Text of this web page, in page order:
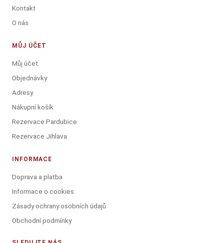
Kontakt
O nás
MŮJ ÚČET
Můj účet
Objednávky
Adresy
Nákupní košík
Rezervace Pardubice
Rezervace Jihlava
INFORMACE
Doprava a platba
Informace o cookies
Zásady ochrany osobních údajů
Obchodní podmínky